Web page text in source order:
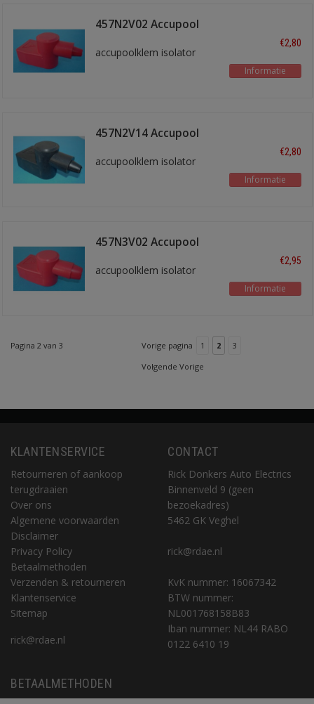
457N2V02 Accupool
accupoolklem isolator
€2,80
Informatie
457N2V14 Accupool
accupoolklem isolator
€2,80
Informatie
457N3V02 Accupool
accupoolklem isolator
€2,95
Informatie
Pagina 2 van 3 Vorige pagina 1 2
3
Volgende Vorige
KLANTENSERVICE
Retourneren of aankoop
terugdraaien
Over ons
Algemene voorwaarden
Disclaimer
Privacy Policy
Betaalmethoden
Verzenden & retourneren
Klantenservice
Sitemap
rick@rdae.nl
CONTACT
Rick Donkers Auto Electrics
Binnenveld 9 (geen
bezoekadres)
5462 GK Veghel
rick@rdae.nl
KvK nummer: 16067342
BTW nummer:
NL001768158B83
Iban nummer: NL44 RABO
0122 6410 19
BETAALMETHODEN